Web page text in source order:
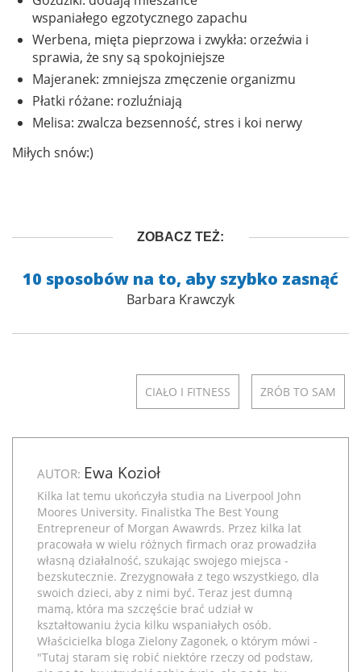
wspaniałego egzotycznego zapachu
Werbena, mięta pieprzowa i zwykła: orzeźwia i
sprawia, że sny są spokojniejsze
Majeranek: zmniejsza zmęczenie organizmu
Płatki różane: rozluźniają
Melisa: zwalcza bezsenność, stres i koi nerwy
Miłych snów:)
ZOBACZ TEŻ:
10 sposobów na to, aby szybko zasnąć
Barbara Krawczyk
CIAŁO I FITNESS ZRÓB TO SAM
AUTOR: Ewa Kozioł
Kilka lat temu ukończyła studia na Liverpool John
Moores University. Finalistka The Best Young
Entrepreneur of Morgan Awawrds. Przez kilka lat
pracowała w wielu różnych firmach oraz prowadziła
własną działalność, szukając swojego miejsca -
bezskutecznie. Zrezygnowała z tego wszystkiego, dla
swoich dzieci, aby z nimi być. Teraz jest dumną
mamą, która ma szczęście brać udział w
kształtowaniu życia kilku wspaniałych osób.
Właścicielka bloga Zielony Zagonek, o którym mówi -
"Tutaj staram się robić niektóre rzeczy od podstaw,